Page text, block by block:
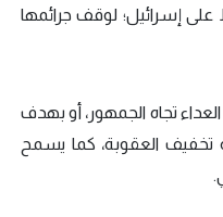
إسرائيل؛ لوقف جرائمها
تجاه الجمهور، أو بهدف
تخفيف العقوبة، كما يسمح